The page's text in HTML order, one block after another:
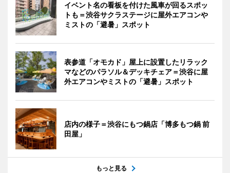
イベント名の看板を付けた風車が回るスポッ
トも＝渋谷サクラステージに屋外エアコンや
ミストの「避暑」スポット
表参道「オモカド」屋上に設置したリラック
マなどのパラソル＆デッキチェア＝渋谷に屋
外エアコンやミストの「避暑」スポット
店内の様子＝渋谷にもつ鍋店「博多もつ鍋 前
田屋」
もっと見る